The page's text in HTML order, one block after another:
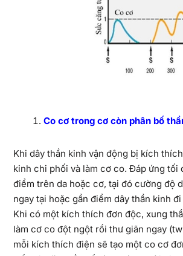
Co cơ trong cơ còn phân bố
Khi dây thần kinh vận động bị kích
kinh chi phối và làm cơ co. Đáp ứng
điểm trên da hoặc cơ, tại đó cường độ
ngay tại hoặc gần điểm dây thần kinh
Khi có một kích thích đơn độc, xung
làm cơ co đột ngột rồi thư giãn ngay
mỗi kích thích điện sẽ tạo một co cơ